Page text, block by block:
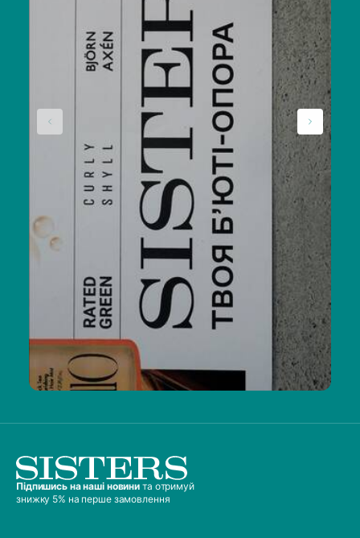
Підпишись на наші новини та отримуй
знижку 5% на перше замовлення